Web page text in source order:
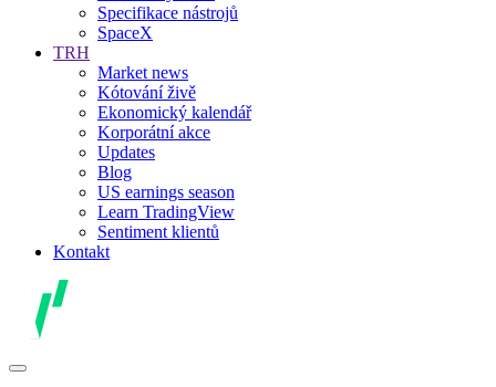
Specifikace nástrojů
SpaceX
TRH
Market news
Kótování živě
Ekonomický kalendář
Korporátní akce
Updates
Blog
US earnings season
Learn TradingView
Sentiment klientů
Kontakt